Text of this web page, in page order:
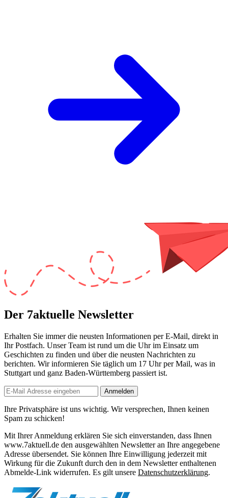
Der 7aktuelle Newsletter
Erhalten Sie immer die neusten Informationen per E-Mail, direkt in
Ihr Postfach. Unser Team ist rund um die Uhrim Einsatz um
Geschichten zu finden und über die neusten Nachrichten zu
berichten. Wir informieren Sie täglich um 17 Uhrper Mail, was in
Stuttgart und ganz Baden-Württemberg passiert ist.
Anmelden
Ihre Privatsphäre ist uns wichtig. Wir versprechen, Ihnen keinen
Spam zu schicken!
Mit Ihrer Anmeldung erklären Sie sich einverstanden, dass Ihnen
www.7aktuell.de den ausgewählten Newsletter an Ihre angegebene
Adresse übersendet. Sie können Ihre Einwilligung jederzeit mit
Wirkung für die Zukunft durch den in dem Newsletter enthaltenen
Abmelde-Link widerrufen. Es gilt unsere Datenschutzerklärung.